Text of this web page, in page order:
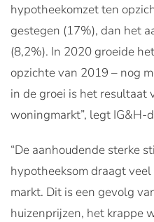
hypotheekomzet ten
gestegen (17%), dan het
(8,2%). In 2020 groeide
opzichte van 2019 – nog
in de groei is het resultaat
woningmarkt”, legt IG&H-
“De aanhoudende sterke
hypotheeksom draagt
markt. Dit is een gevolg
huizenprijzen, het krappe